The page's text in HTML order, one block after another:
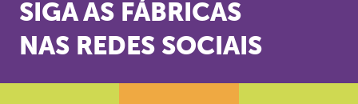
SIGA AS FÁBRICAS
NAS REDES SOCIAIS